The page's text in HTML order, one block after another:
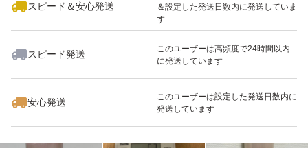
スピード＆安心発送
＆設定した発送日数内に発送していま
す
スピード発送
このユーザーは高頻度で24時間以内
に発送しています
安心発送
このユーザーは設定した発送日数内に
発送しています
いいね！
1,800